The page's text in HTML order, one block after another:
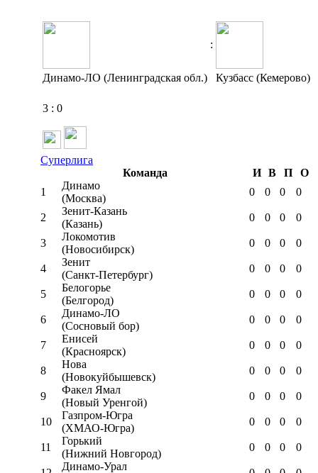
:
Динамо-ЛО (Ленинградская обл.) Кузбасс (Кемерово)
3 : 0
Суперлига
Команда
И В П
О
1
Динамо
(Москва)
0 0 0 0
2
Зенит-Казань
(Казань)
0 0 0 0
3
Локомотив
(Новосибирск)
0 0 0 0
4
Зенит
(Санкт-Петербург)
0 0 0 0
5
Белогорье
(Белгород)
0 0 0 0
6
Динамо-ЛО
(Сосновый бор)
0 0 0 0
7
Енисей
(Красноярск)
0 0 0 0
8
Нова
(Новокуйбышевск)
0 0 0 0
9
Факел Ямал
(Новый Уренгой)
0 0 0 0
10
Газпром-Югра
(ХМАО-Югра)
0 0 0 0
11
Горький
(Нижний Новгород)
0 0 0 0
Динамо-Урал